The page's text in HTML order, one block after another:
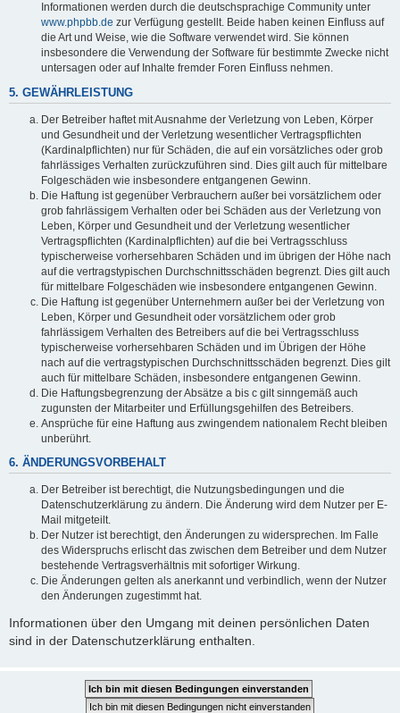
Informationen werden durch die deutschsprachige Community unter
www.phpbb.de zur Verfügung gestellt. Beide haben keinen Einfluss auf
die Art und Weise, wie die Software verwendet wird. Sie können
insbesondere die Verwendung der Software für bestimmte Zwecke nicht
untersagen oder auf Inhalte fremder Foren Einfluss nehmen.
5. GEWÄHRLEISTUNG
Der Betreiber haftet mit Ausnahme der Verletzung von Leben, Körper
und Gesundheit und der Verletzung wesentlicher Vertragspflichten
(Kardinalpflichten) nur für Schäden, die auf ein vorsätzliches oder grob
fahrlässiges Verhalten zurückzuführen sind. Dies gilt auch für mittelbare
Folgeschäden wie insbesondere entgangenen Gewinn.
Die Haftung ist gegenüber Verbrauchern außer bei vorsätzlichem oder
grob fahrlässigem Verhalten oder bei Schäden aus der Verletzung von
Leben, Körper und Gesundheit und der Verletzung wesentlicher
Vertragspflichten (Kardinalpflichten) auf die bei Vertragsschluss
typischerweise vorhersehbaren Schäden und im übrigen der Höhe nach
auf die vertragstypischen Durchschnittsschäden begrenzt. Dies gilt auch
für mittelbare Folgeschäden wie insbesondere entgangenen Gewinn.
Die Haftung ist gegenüber Unternehmern außer bei der Verletzung von
Leben, Körper und Gesundheit oder vorsätzlichem oder grob
fahrlässigem Verhalten des Betreibers auf die bei Vertragsschluss
typischerweise vorhersehbaren Schäden und im Übrigen der Höhe
nach auf die vertragstypischen Durchschnittsschäden begrenzt. Dies gilt
auch für mittelbare Schäden, insbesondere entgangenen Gewinn.
Die Haftungsbegrenzung der Absätze a bis c gilt sinngemäß auch
zugunsten der Mitarbeiter und Erfüllungsgehilfen des Betreibers.
Ansprüche für eine Haftung aus zwingendem nationalem Recht bleiben
unberührt.
6. ÄNDERUNGSVORBEHALT
Der Betreiber ist berechtigt, die Nutzungsbedingungen und die
Datenschutzerklärung zu ändern. Die Änderung wird dem Nutzer per E-
Mail mitgeteilt.
Der Nutzer ist berechtigt, den Änderungen zu widersprechen. Im Falle
des Widerspruchs erlischt das zwischen dem Betreiber und dem Nutzer
bestehende Vertragsverhältnis mit sofortiger Wirkung.
Die Änderungen gelten als anerkannt und verbindlich, wenn der Nutzer
den Änderungen zugestimmt hat.
Informationen über den Umgang mit deinen persönlichen Daten
sind in der Datenschutzerklärung enthalten.